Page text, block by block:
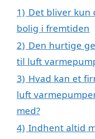
1) Det bliver kun
bolig i fremtiden
2) Den hurtige
til luft
3) Hvad kan et
luft
med?
4) Indhent altid